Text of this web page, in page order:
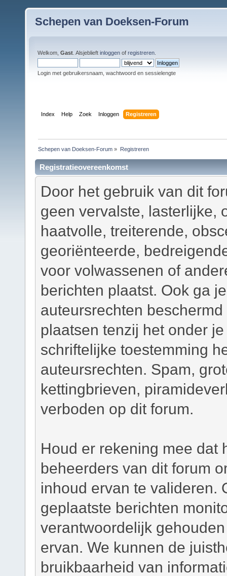
Schepen van Doeksen-Forum
Welkom, Gast . Alsjeblieft inloggen of registreren
Login met gebruikersnaam, wachtwoord en sessielengte
Index Help Zoek Inloggen Registreren
Schepen van Doeksen-Forum » Registreren
Registratieovereenkomst
Door het gebruik van dit
geen vervalste, lasterlijke,
haatvolle, treiterende,
georiënteerde,
voor volwassenen of
berichten plaatst. Ook ga
auteursrechten
plaatsen tenzij het onder
schriftelijke toestemming
auteursrechten. Spam,
kettingbrieven,
verboden op dit forum.
Houd er rekening mee dat
beheerders van dit forum
inhoud ervan te valideren.
geplaatste berichten
verantwoordelijk
ervan. We kunnen de
bruikbaarheid van